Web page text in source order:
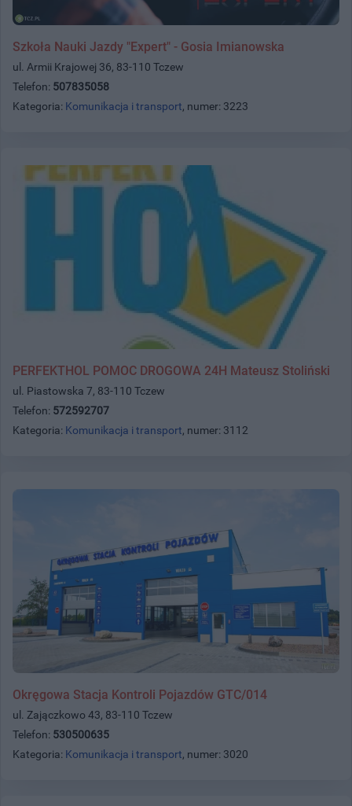
Szkoła Nauki Jazdy "Expert" - Gosia Imianowska
ul. Armii Krajowej 36, 83-110 Tczew
Telefon: 507835058
Kategoria: Komunikacja i transport, numer: 3223
PERFEKTHOL POMOC DROGOWA 24H Mateusz Stoliński
ul. Piastowska 7, 83-110 Tczew
Telefon: 572592707
Kategoria: Komunikacja i transport, numer: 3112
Okręgowa Stacja Kontroli Pojazdów GTC/014
ul. Zajączkowo 43, 83-110 Tczew
Telefon: 530500635
Kategoria: Komunikacja i transport, numer: 3020